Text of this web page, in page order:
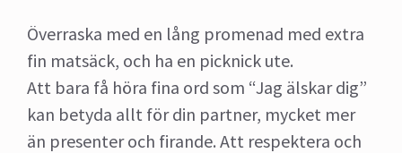
Överraska med en lång promenad med extra
fin matsäck, och ha en picknick ute.
Att bara få höra fina ord som “Jag älskar dig”
kan betyda allt för din partner, mycket mer
än presenter och firande. Att respektera och